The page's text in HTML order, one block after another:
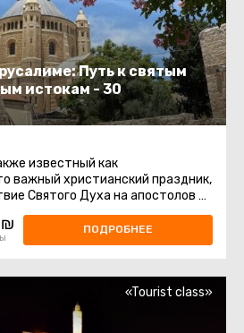
Путь к святым
истокам - 30
известный как
важный христианский праздник,
Святого Духа на апостолов и
других последователей Иисуса ...
ПОДРОБНЕЕ
«Tourist class»